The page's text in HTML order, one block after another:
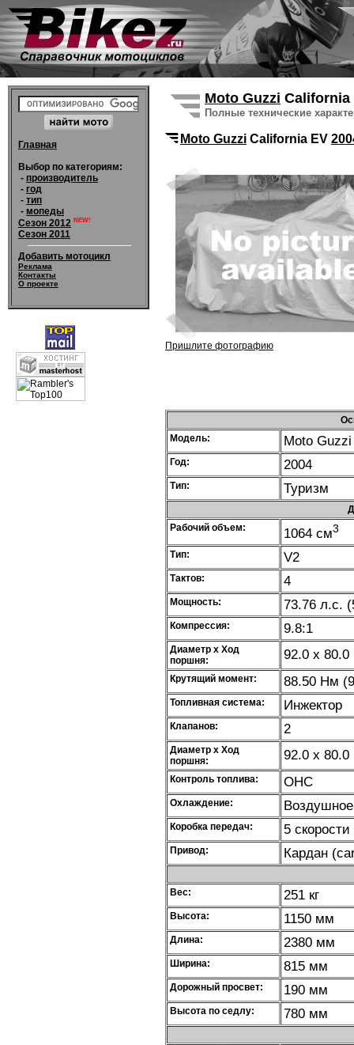
Главная
Выбор по категориям:
- производитель
- год
- тип
- мопеды
Сезон 2012 NEW!
Сезон 2011
Добавить мотоцикл
Реклама
Контакты
О проекте
Moto Guzzi
Полные технические
Moto Guzzi California EV
Пришлите фотографию
Модель:
Moto
Год: 2004
Тип: Туризм
Рабочий объем:
1064 см3
Тип: V2
Тактов: 4
Мощность: 73.76 л.с.
Компрессия: 9.8:1
Диаметр х Ход
поршня:
92.0 x
Крутящий момент: 88.50 Нм
Топливная система: Инжектор
Клапанов: 2
Диаметр х Ход
поршня:
92.0 x
Контроль топлива: OHC
Охлаждение: Воздушное
Коробка передач: 5 скорости
Привод: Кардан
Вес: 251 кг
Высота: 1150 мм
Длина: 2380 мм
Ширина: 815 мм
Дорожный просвет: 190 мм
Высота по седлу: 780 мм